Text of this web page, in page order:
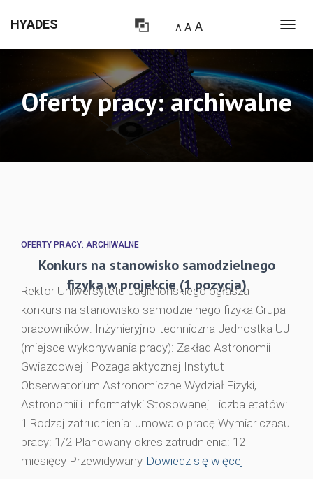
HYADES A A A
Oferty pracy: archiwalne
OFERTY PRACY: ARCHIWALNE
Konkurs na stanowisko samodzielnego
fizyka w projekcie (1 pozycja)
Rektor Uniwersytetu Jagiellońskiego ogłasza
konkurs na stanowisko samodzielnego fizyka Grupa
pracowników: Inżynieryjno-techniczna Jednostka UJ
(miejsce wykonywania pracy): Zakład Astronomii
Gwiazdowej i Pozagalaktycznej Instytut –
Obserwatorium Astronomiczne Wydział Fizyki,
Astronomii i Informatyki Stosowanej Liczba etatów:
1 Rodzaj zatrudnienia: umowa o pracę Wymiar czasu
pracy: 1/2 Planowany okres zatrudnienia: 12
miesięcy Przewidywany Dowiedz się więcej